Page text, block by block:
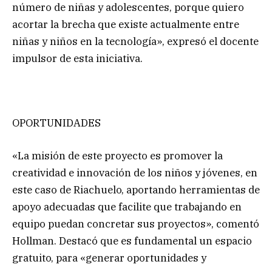
número de niñas y adolescentes, porque quiero
acortar la brecha que existe actualmente entre
niñas y niños en la tecnología», expresó el docente
impulsor de esta iniciativa.
OPORTUNIDADES
«La misión de este proyecto es promover la
creatividad e innovación de los niños y jóvenes, en
este caso de Riachuelo, aportando herramientas de
apoyo adecuadas que facilite que trabajando en
equipo puedan concretar sus proyectos», comentó
Hollman. Destacó que es fundamental un espacio
gratuito, para «generar oportunidades y